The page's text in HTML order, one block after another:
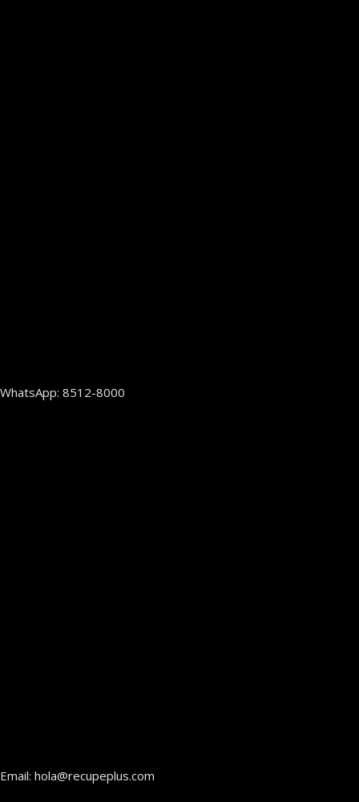
WhatsApp: 8512-8000
Email: hola@recupeplus.com